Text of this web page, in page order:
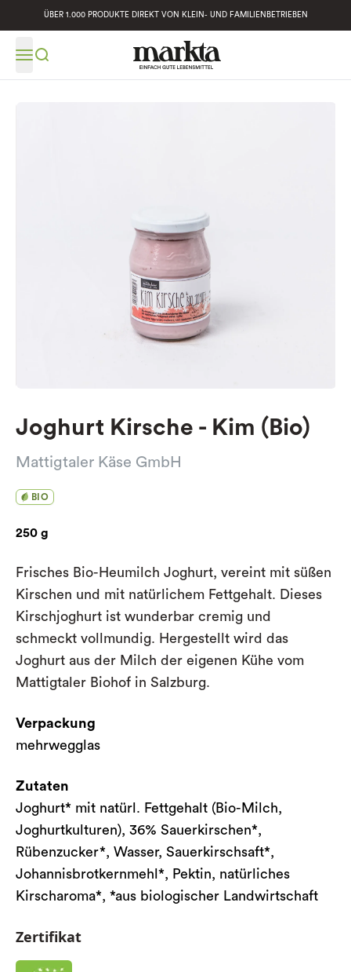
ÜBER 1.000 PRODUKTE DIREKT VON KLEIN- UND FAMILIENBETRIEBEN
Joghurt Kirsche - Kim (Bio)
Mattigtaler Käse GmbH
BIO
250 g
Frisches Bio-Heumilch Joghurt, vereint mit süßen
Kirschen und mit natürlichem Fettgehalt. Dieses
Kirschjoghurt ist wunderbar cremig und
schmeckt vollmundig. Hergestellt wird das
Joghurt aus der Milch der eigenen Kühe vom
Mattigtaler Biohof in Salzburg.
Verpackung
mehrwegglas
Zutaten
Joghurt* mit natürl. Fettgehalt (Bio-Milch,
Joghurtkulturen), 36% Sauerkirschen*,
Rübenzucker*, Wasser, Sauerkirschsaft*,
Johannisbrotkernmehl*, Pektin, natürliches
Kirscharoma*, *aus biologischer Landwirtschaft
Zertifikat